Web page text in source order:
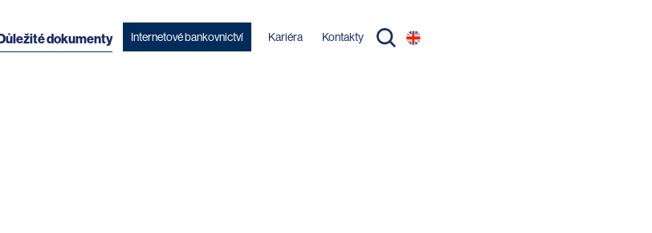
dokumenty Internetové bankovnictví Kariéra Kontakty